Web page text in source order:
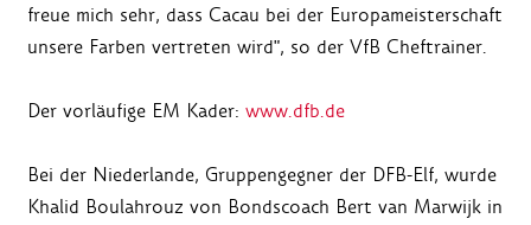
freue mich sehr, dass Cacau bei der Europameisterschaft
unsere Farben vertreten wird", so der VfB Cheftrainer.
Der vorläufige EM Kader: www.dfb.de
Bei der Niederlande, Gruppengegner der DFB-Elf, wurde
Khalid Boulahrouz von Bondscoach Bert van Marwijk in